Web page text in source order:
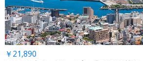
￥21,890